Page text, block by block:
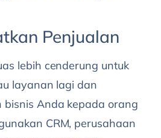
Penjualan
lebih cenderung untuk
layanan lagi dan
bisnis Anda kepada orang
CRM, perusahaan